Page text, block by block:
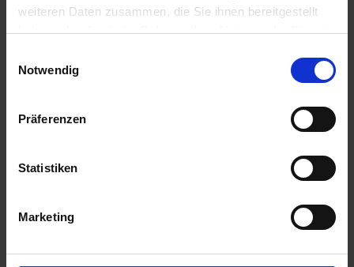
weiteren Daten zusammen, die Sie ihnen bereitgestellt
haben oder die sie im Rahmen Ihrer Nutzung der Dienste
Cookies, wenn Sie unsere Webseite weiterhin nutzen.
Notwendig
Präferenzen
Statistiken
Marketing
Artikel Nr.: 1142145
Mahle Ölfilter-Ki. Für Modelle ohne Ölkühler. Mit diesem
Bewertungen lesen, schreiben und diskutieren...
mehr